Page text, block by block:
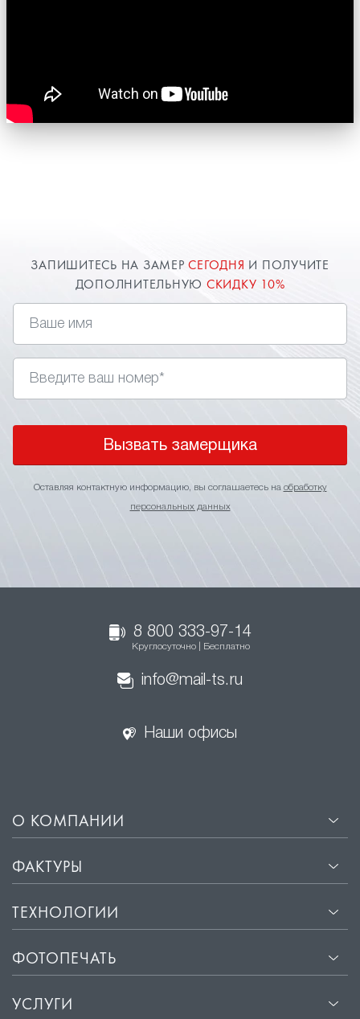
ЗАПИШИТЕСЬ НА ЗАМЕРСЕГОДНЯ И ПОЛУЧИТЕ
ДОПОЛНИТЕЛЬНУЮ СКИДКУ 10%
Вызвать замерщика
Оставляя контактную информацию, вы соглашаетесь на обработку
персональных данных
8 800 333-97-14
Круглосуточно | Бесплатно
info@mail-ts.ru
Наши офисы
О КОМПАНИИ
ФАКТУРЫ
ТЕХНОЛОГИИ
ФОТОПЕЧАТЬ
УСЛУГИ